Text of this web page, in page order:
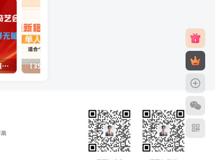
（10784期）最新蓝海项目咸鱼零成本卖爱奇艺会员小白有手就行 无脑操作轻松日入三位数